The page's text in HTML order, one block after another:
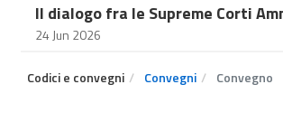
Il dialogo fra le Supreme Corti
24 Jun 2026
Codici e convegni Convegni Convegno